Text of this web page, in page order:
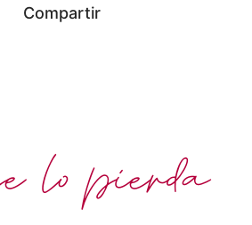
Compartir
lo pierda